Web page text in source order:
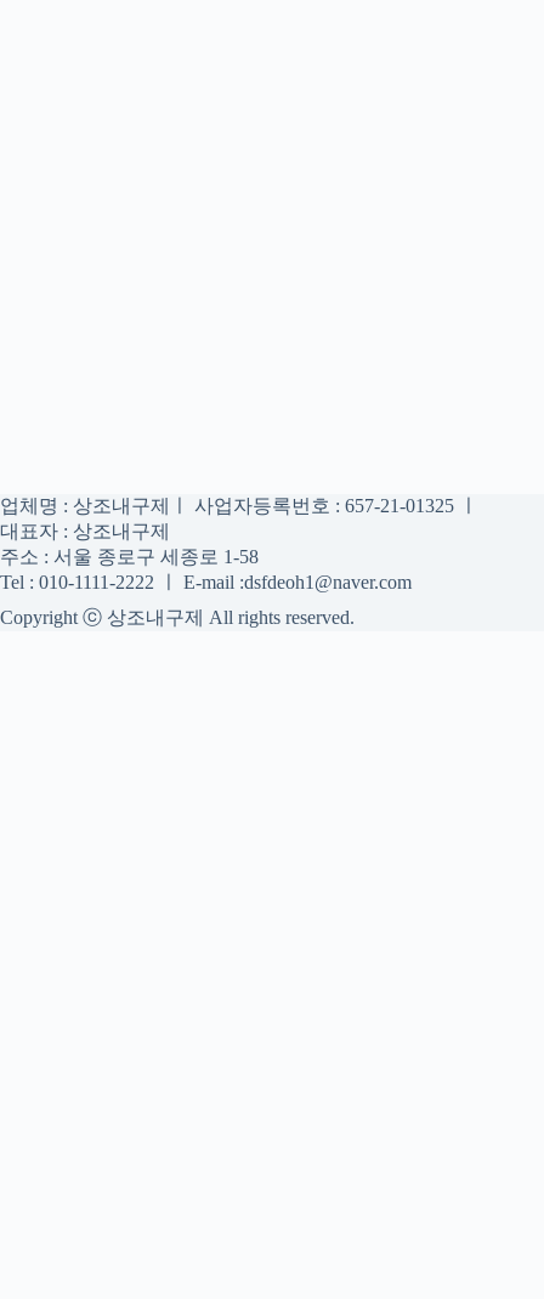
업체명 : 상조내구제ㅣ 사업자등록번호 : 657-21-01325 ㅣ
대표자 : 상조내구제
주소 : 서울 종로구 세종로 1-58
Tel : 010-1111-2222 ㅣ E-mail :dsfdeoh1@naver.com
Copyright ⓒ 상조내구제 All rights reserved.